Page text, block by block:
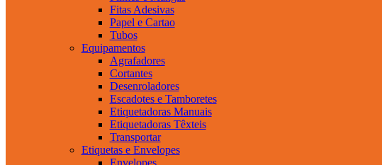
Fitas Adesivas
Papel e Cartao
Tubos
Equipamentos
Agrafadores
Cortantes
Desenroladores
Escadotes e Tamboretes
Etiquetadoras Manuais
Etiquetadoras Têxteis
Transportar
Etiquetas e Envelopes
Envelopes